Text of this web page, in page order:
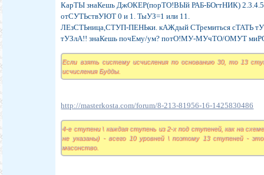
КарТЫ знаКешь ДжОКЕР(порТО!ВЫй РАБ-БОгтНИК)
отСУТЬствУЮТ 0 и 1. ТыУЗ=1 или 11.
ЛЕзСТЬница,СТУП-ПЕНЬки. кАЖдый СТремиться сТАТЬ
тУЗлА!! знаКешь почЕму/ум? потО!МУ-МУчТО/ОМУТ
Если взять систему исчисления по основанию 30, то 13
исчисления Будды.
http://masterkosta.com/forum/8-213-81956-16-1425830486
4-е ступени \ каждая ступень из 2-х под ступеней, как на
не указаны) - всего 10 уровней \ поэтому 13 ступеней -
масонство.